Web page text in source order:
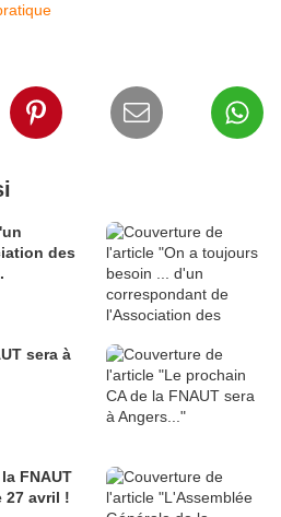
des
sera à
FNAUT
27 avril !